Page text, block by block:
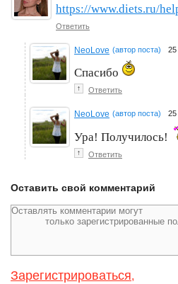
https://www.diets.ru/
Ответить
NeoLove (автор поста)
Спасибо
↑ Ответить
NeoLove (автор поста)
Ура! Получилось!
↑ Ответить
Оставить свой комментарий
Зарегистрироваться,